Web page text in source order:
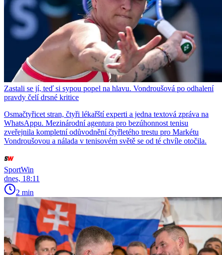
Zastali se jí, teď si sypou popel na hlavu. Vondroušová po odhalení
pravdy čelí drsné kritice
Osmačtyřicet stran, čtyři lékařští experti a jedna textová zpráva na
WhatsAppu. Mezinárodní agentura pro bezúhonnost tenisu
zveřejnila kompletní odůvodnění čtyřletého trestu pro Markétu
Vondroušovou a nálada v tenisovém světě se od té chvíle otočila.
SportWin
dnes, 18:11
2 min